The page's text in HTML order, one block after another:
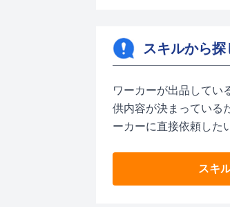
スキルから
ワーカーが出品してい
供内容が決まっている
ーカーに直接依頼した
スキ